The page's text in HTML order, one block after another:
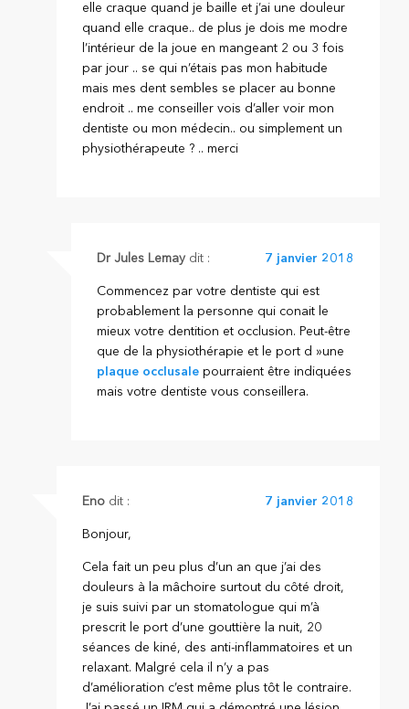
elle craque quand je baille et j’ai une douleur
quand elle craque.. de plus je dois me modre
l’intérieur de la joue en mangeant 2 ou 3 fois
par jour .. se qui n’étais pas mon habitude
mais mes dent sembles se placer au bonne
endroit .. me conseiller vois d’aller voir mon
dentiste ou mon médecin.. ou simplement un
physiothérapeute ? .. merci
Dr Jules Lemay dit : 7 janvier 2018
Commencez par votre dentiste qui est
probablement la personne qui conait le
mieux votre dentition et occlusion. Peut-être
que de la physiothérapie et le port d »une
plaque occlusalepourraient être indiquées
mais votre dentiste vous conseillera.
Eno dit : 7 janvier 2018
Bonjour,
Cela fait un peu plus d’un an que j’ai des
douleurs à la mâchoire surtout du côté droit,
je suis suivi par un stomatologue qui m’à
prescrit le port d’une gouttière la nuit, 20
séances de kiné, des anti-inflammatoires et un
relaxant. Malgré cela il n’y a pas
d’amélioration c’est même plus tôt le contraire.